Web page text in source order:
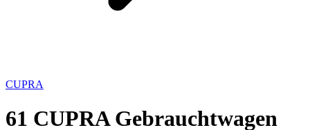
CUPRA
61 CUPRA Gebrauchtwagen